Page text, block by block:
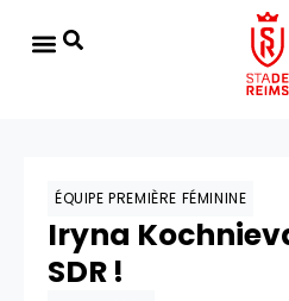
ÉQUIPE PREMIÈRE FÉMININE
Iryna
SDR !